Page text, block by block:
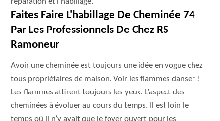
réparation et l’habillage.
Faites Faire L'habillage De Cheminée 74
Par Les Professionnels De Chez RS
Ramoneur
Avoir une cheminée est toujours une idée en vogue chez
tous propriétaires de maison. Voir les flammes danser !
Les flammes attirent toujours les yeux. L’aspect des
cheminées à évoluer au cours du temps. Il est loin le
temps où il n’y avait que le foyer ouvert pour les